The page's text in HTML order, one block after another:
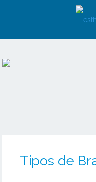
Tipos de